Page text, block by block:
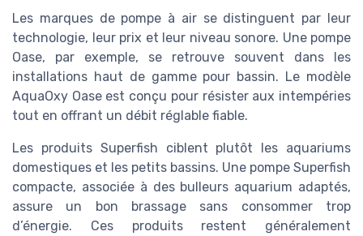
Les marques de pompe à air se distinguent par leur
technologie, leur prix et leur niveau sonore. Une pompe
Oase, par exemple, se retrouve souvent dans les
installations haut de gamme pour bassin. Le modèle
AquaOxy Oase est conçu pour résister aux intempéries
tout en offrant un débit réglable fiable.
Les produits Superfish ciblent plutôt les aquariums
domestiques et les petits bassins. Une pompe Superfish
compacte, associée à des bulleurs aquarium adaptés,
assure un bon brassage sans consommer trop
d’énergie. Ces produits restent généralement